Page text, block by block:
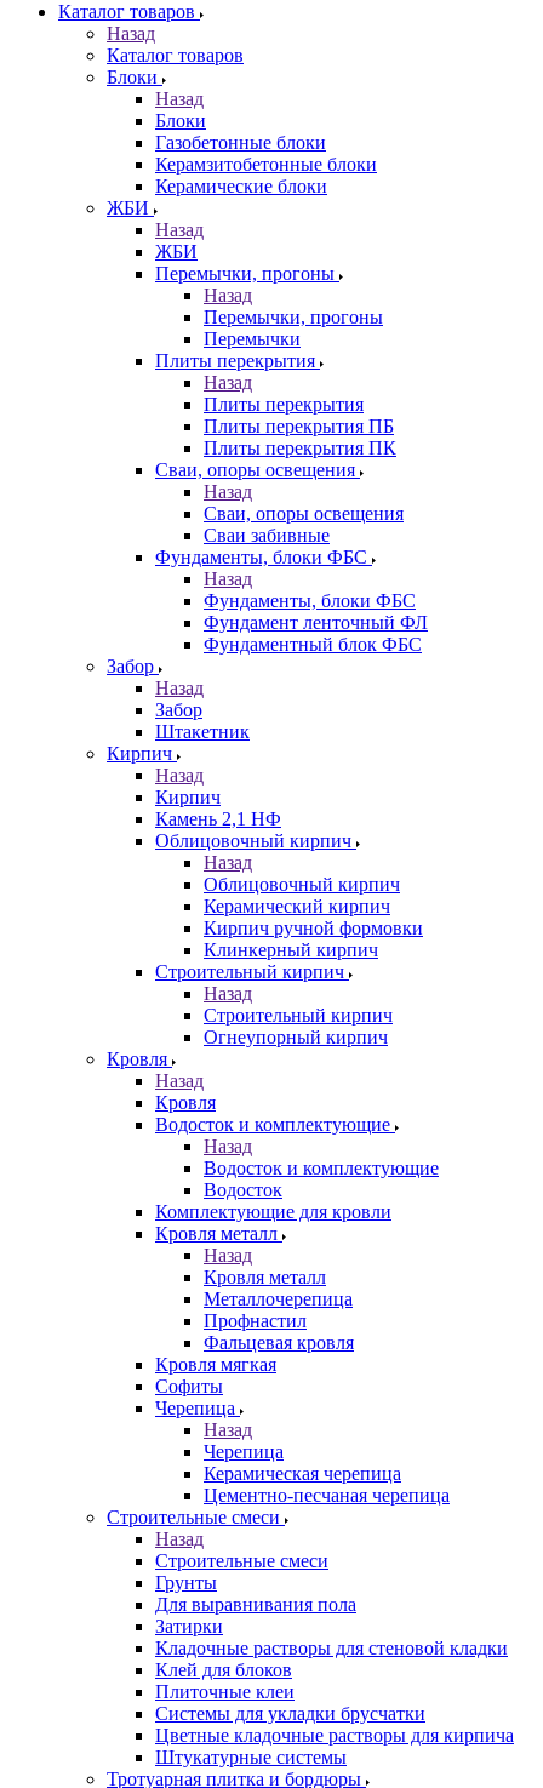
Каталог товаров
Назад
Каталог товаров
Блоки
Назад
Блоки
Газобетонные блоки
Керамзитобетонные блоки
Керамические блоки
ЖБИ
Назад
ЖБИ
Перемычки, прогоны
Назад
Перемычки, прогоны
Перемычки
Плиты перекрытия
Назад
Плиты перекрытия
Плиты перекрытия ПБ
Плиты перекрытия ПК
Сваи, опоры освещения
Назад
Сваи, опоры освещения
Сваи забивные
Фундаменты, блоки ФБС
Назад
Фундаменты, блоки ФБС
Фундамент ленточный ФЛ
Фундаментный блок ФБС
Забор
Назад
Забор
Штакетник
Кирпич
Назад
Кирпич
Камень 2,1 НФ
Облицовочный кирпич
Назад
Облицовочный кирпич
Керамический кирпич
Кирпич ручной формовки
Клинкерный кирпич
Строительный кирпич
Назад
Строительный кирпич
Огнеупорный кирпич
Кровля
Назад
Кровля
Водосток и комплектующие
Назад
Водосток и комплектующие
Водосток
Комплектующие для кровли
Кровля металл
Назад
Кровля металл
Металлочерепица
Профнастил
Фальцевая кровля
Кровля мягкая
Софиты
Черепица
Назад
Черепица
Керамическая черепица
Цементно-песчаная черепица
Строительные смеси
Назад
Строительные смеси
Грунты
Для выравнивания пола
Затирки
Кладочные растворы для стеновой кладки
Клей для блоков
Плиточные клеи
Системы для укладки брусчатки
Цветные кладочные растворы для кирпича
Штукатурные системы
Тротуарная плитка и бордюры